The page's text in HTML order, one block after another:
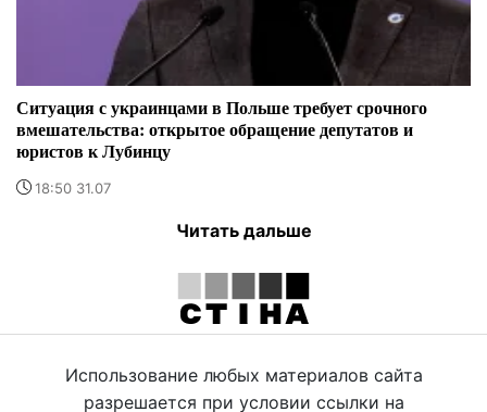
Ситуация с украинцами в Польше требует срочного
вмешательства: открытое обращение депутатов и
юристов к Лубинцу
18:50 31.07
Читать дальше
Использование любых материалов сайта
разрешается при условии ссылки на